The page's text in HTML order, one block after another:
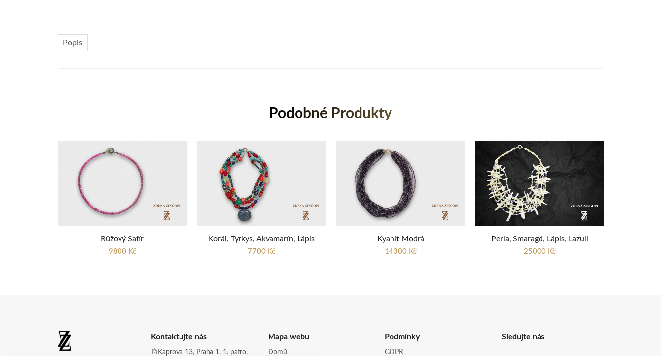
Popis
Podobné Produkty
Růžový Safír
9800 Kč
Korál, Tyrkys, Akvamarín, Lápis
7700 Kč
Kyanit Modrá
14300 Kč
Perla, Smaragd, Lápis, Lazuli
25000 Kč
Kontaktujte nás
Kaprova 13, Praha 1, 1. patro,
Mapa webu
Domů
Podmínky
GDPR
Sledujte nás